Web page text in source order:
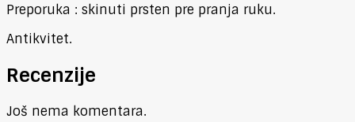
Preporuka : skinuti prsten pre pranja ruku.
Antikvitet.
Recenzije
Još nema komentara.